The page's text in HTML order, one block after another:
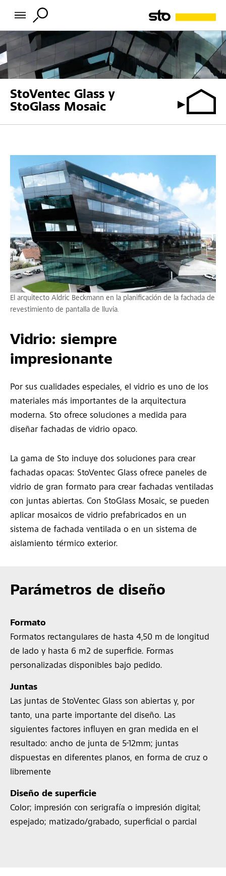
StoVentec Glass y
StoGlass Mosaic
Vidrio: siempre
impresionante
Por sus cualidades especiales, el vidrio es uno de los
materiales más importantes de la arquitectura
moderna. Sto ofrece soluciones a medida para
diseñar fachadas de vidrio opaco.
La gama de Sto incluye dos soluciones para crear
fachadas opacas: StoVentec Glass ofrece paneles de
vidrio de gran formato para crear fachadas ventiladas
con juntas abiertas. Con StoGlass Mosaic, se pueden
aplicar mosaicos de vidrio prefabricados en un
sistema de fachada ventilada o en un sistema de
aislamiento térmico exterior.
El arquitecto Aldric Beckmann en la planificación de la fachada de
revestimiento de pantalla de lluvia.
Parámetros de diseño
Formato
Formatos rectangulares de hasta 4,50 m de longitud
de lado y hasta 6 m2 de superficie. Formas
personalizadas disponibles bajo pedido.
Juntas
Las juntas de StoVentec Glass son abiertas y, por
tanto, una parte importante del diseño. Las
siguientes factores influyen en gran medida en el
resultado: ancho de junta de 5-12mm; juntas
dispuestas en diferentes planos, en forma de cruz o
libremente
Diseño de superficie
Color; impresión con serigrafía o impresión digital;
espejado; matizado/grabado, superficial o parcial